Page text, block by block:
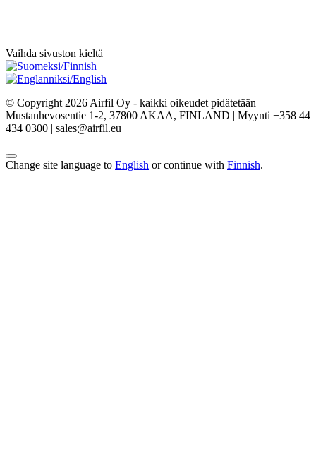
Vaihda sivuston kieltä
© Copyright 2026 Airfil Oy - kaikki oikeudet pidätetään
Mustanhevosentie 1-2, 37800 AKAA, FINLAND | Myynti +358 44
434 0300 | sales@airfil.eu
Change site language to English or continue with Finnish.